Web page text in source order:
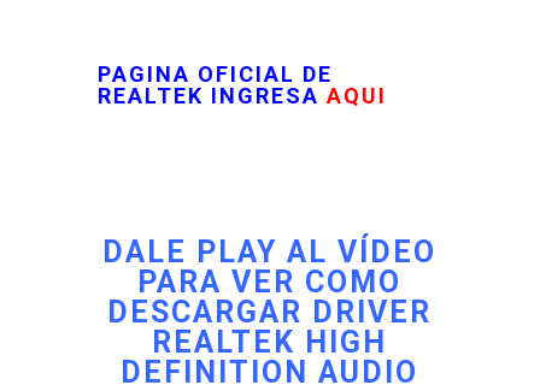
PAGINA OFICIAL DE
REALTEK INGRESA AQUI
DALE PLAY AL VÍDEO
PARA VER COMO
DESCARGAR DRIVER
REALTEK HIGH
DEFINITION AUDIO